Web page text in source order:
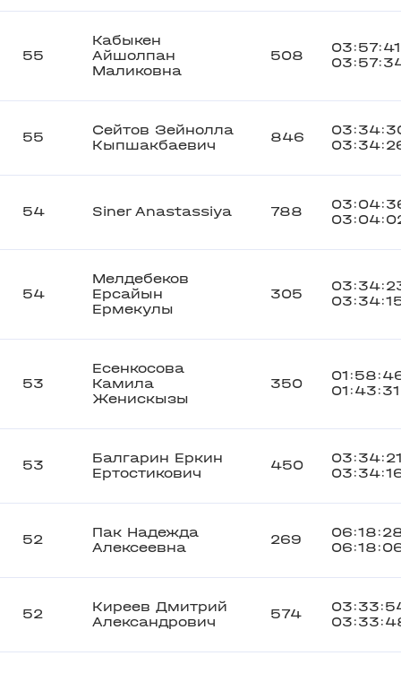
55
Кабыкен
Айшолпан
Маликовна
508
03:57:41
55
Сейтов Зейнолла
Кыпшакбаевич
846
54 Siner Anastassiya 788
54
Мелдебеков
Ерсайын
Ермекулы
305
53
Есенкосова
Камила
Женискызы
350
01:43:31
53
Балгарин Еркин
Ертостикович
450
52
Пак Надежда
Алексеевна
269
52
Киреев Дмитрий
Александрович
574